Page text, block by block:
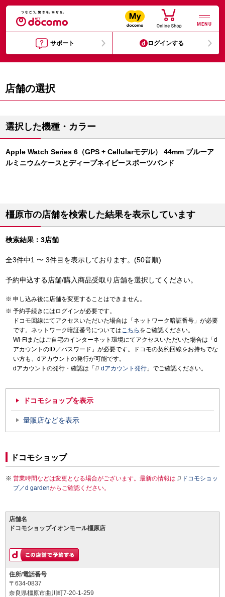
MENU
サポート ログインする
店舗の選択
選択した機種・カラー
Apple Watch Series 6（GPS + Cellularモデル） 44mm ブルーア
ルミニウムケースとディープネイビースポーツバンド
橿原市の店舗を検索した結果を表示しています
検索結果：3店舗
全3件中1 〜 3件目を表示しております。(50音順)
予約申込する店舗/購入商品受取り店舗を選択してください。
申し込み後に店舗を変更することはできません。
予約手続きにはログインが必要です。
ドコモ回線にてアクセスいただいた場合は「ネットワーク暗証番号」が必要
です。ネットワーク暗証番号についてはこちら をご確認ください。
Wi-Fiまたはご自宅のインターネット環境にてアクセスいただいた場合は「d
アカウントのID／パスワード」が必要です。ドコモの契約回線をお持ちでな
い方も、dアカウントの発行が可能です。
dアカウントの発行・確認は「
dアカウント発行 」でご確認ください。
ドコモショップを表示
量販店などを表示
ドコモショップ
営業時間などは変更となる場合がございます。最新の情報は
ドコモショッ
プ／d gardenからご確認ください。
店舗名
ドコモショップイオンモール橿原店
住所/電話番号
〒634-0837
奈良県橿原市曲川町7-20-1-259